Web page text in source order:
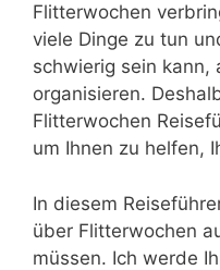
Flitterwochen
viele Dinge zu tun
schwierig sein kann,
organisieren.
Flitterwochen
um Ihnen zu helfen,
In diesem
über Flitterwochen
müssen. Ich werde